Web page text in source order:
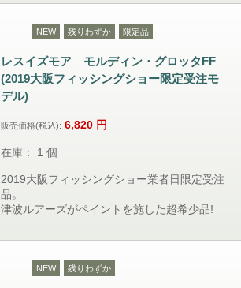
NEW 残りわずか 限定品
レスイズモア モルディン・グロッタFF
(2019大阪フィッシングショー限定受注モ
デル)
販売価格(税込): 6,820 円
在庫： 1 個
2019大阪フィッシングショー業者日限定受注
品。
津波ルアーズがペイントを施した超希少品!
NEW 残りわずか